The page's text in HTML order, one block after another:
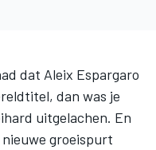
dat Aleix Espargaro
dan was je
uitgelachen. En
groeispurt